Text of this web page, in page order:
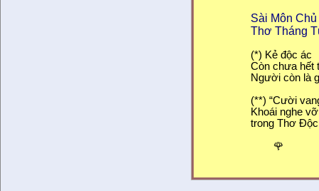
Sài Môn
Thơ Tháng
(*) Kẻ độc ác
Còn chưa hết
Người còn là
(**) “Cười
Khoái nghe
trong Thơ Độc
🌹